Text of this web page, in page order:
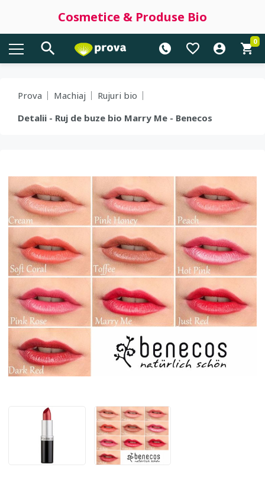
Cosmetice & Produse Bio
0
Prova Machiaj
Rujuri bio
Detalii - Ruj de buze bio Marry Me - Benecos